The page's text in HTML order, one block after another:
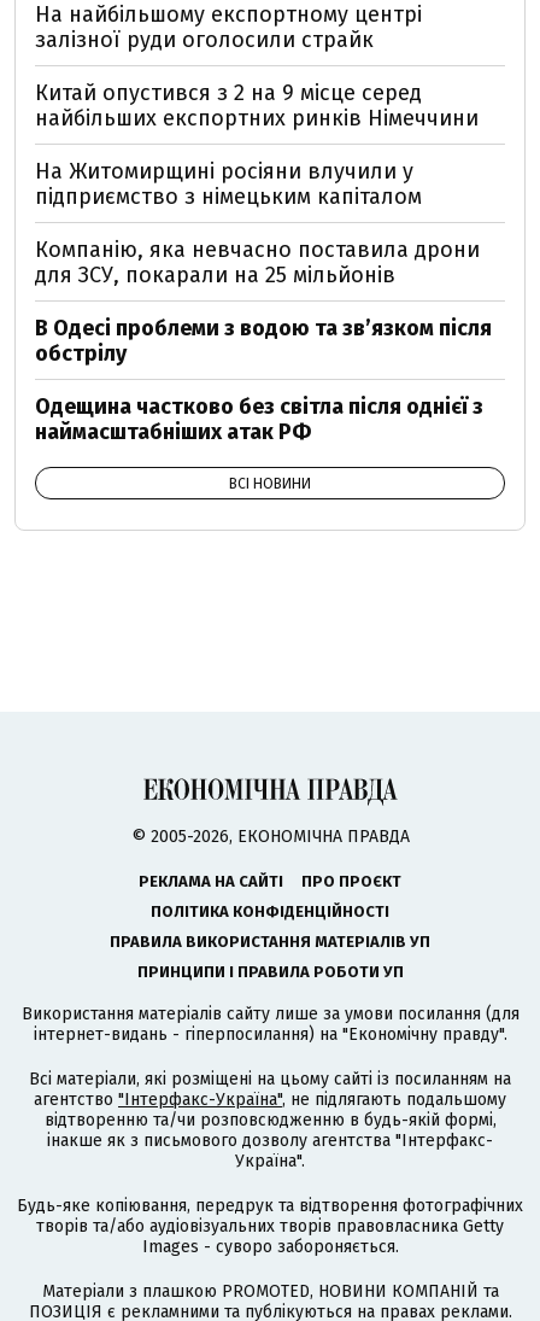
На найбільшому експортному центрі
залізної руди оголосили страйк
Китай опустився з 2 на 9 місце серед
найбільших експортних ринків Німеччини
На Житомирщині росіяни влучили у
підприємство з німецьким капіталом
Компанію, яка невчасно поставила дрони
для ЗСУ, покарали на 25 мільйонів
В Одесі проблеми з водою та звʼязком після
обстрілу
Одещина частково без світла після однієї з
наймасштабніших атак РФ
ВСІ НОВИНИ
© 2005-2026, ЕКОНОМІЧНА ПРАВДА
РЕКЛАМА НА САЙТІ
ПРО ПРОЄКТ
ПОЛІТИКА КОНФІДЕНЦІЙНОСТІ
ПРАВИЛА ВИКОРИСТАННЯ МАТЕРІАЛІВ УП
ПРИНЦИПИ І ПРАВИЛА РОБОТИ УП
Використання матеріалів сайту лише за умови посилання (для
інтернет-видань - гіперпосилання) на "Економічну правду".
Всі матеріали, які розміщені на цьому сайті із посиланням на
агентство "Інтерфакс-Україна", не підлягають подальшому
відтворенню та/чи розповсюдженню в будь-якій формі,
інакше як з письмового дозволу агентства "Інтерфакс-
Україна".
Будь-яке копіювання, передрук та відтворення фотографічних
творів та/або аудіовізуальних творів правовласника Getty
Images - суворо забороняється.
Матеріали з плашкою PROMOTED, НОВИНИ КОМПАНІЙ та
ПОЗИЦІЯ є рекламними та публікуються на правах реклами.